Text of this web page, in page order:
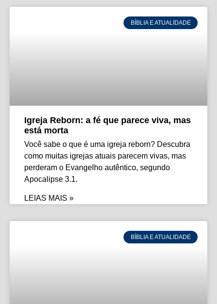
BÍBLIA E ATUALIDADE
Igreja Reborn: a fé que parece viva, mas
está morta
Você sabe o que é uma igreja reborn? Descubra
como muitas igrejas atuais parecem vivas, mas
perderam o Evangelho autêntico, segundo
Apocalipse 3.1.
LEIAS MAIS »
BÍBLIA E ATUALIDADE